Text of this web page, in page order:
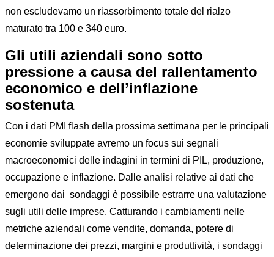
non escludevamo un riassorbimento totale del rialzo
maturato tra 100 e 340 euro.
Gli utili aziendali sono sotto
pressione a causa del rallentamento
economico e dell’inflazione
sostenuta
Con i dati PMI flash della prossima settimana per le principali
economie sviluppate avremo un focus sui segnali
macroeconomici delle indagini in termini di PIL, produzione,
occupazione e inflazione. Dalle analisi relative ai dati che
emergono dai sondaggi è possibile estrarre una valutazione
sugli utili delle imprese. Catturando i cambiamenti nelle
metriche aziendali come vendite, domanda, potere di
determinazione dei prezzi, margini e produttività, i sondaggi